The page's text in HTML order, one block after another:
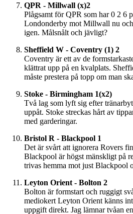
QPR - Millwall (x)2
Plågsamt för QPR som har 0 2 6
Londonderby mot Millwall nu
igen. Målsnålt och jävligt?
Sheffield W - Coventry (1) 2
Coventry är ett av de
klättrat upp på en kvalplats.
måste prestera på topp om man
Stoke - Birmingham 1(x2)
Två lag som lyft sig efter
uppåt. Stoke streckas hårt av
med garderingar.
Bristol R - Blackpool 1
Det är svårt att ignorera Rovers
Blackpool är högst mänskligt på
trivas hemma mot just Blackpool
Leyton Orient - Bolton 2
Bolton är formstart och ruggigt
mediokert Leyton Orient känns
uppgift direkt. Jag lämnar tvåan